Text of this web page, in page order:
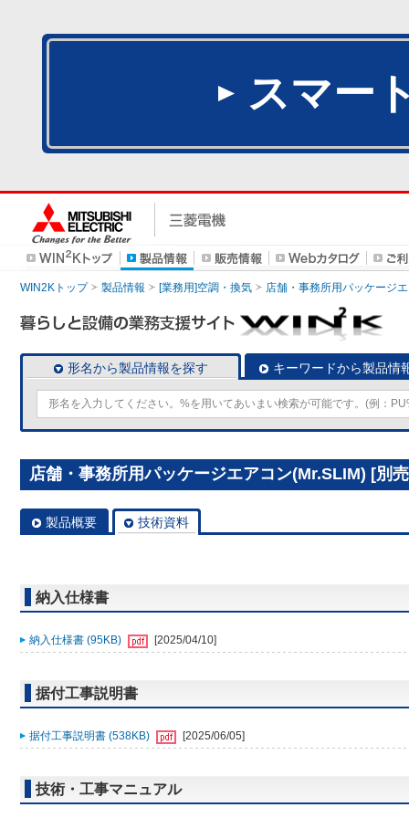
スマー
WIN2Kトップ 製品情報 [業務用]空調・換気 店舗・事務所用パッケージ
形名から製品情報を探す キーワードから製品情
店舗・事務所用パッケージエアコン(Mr.SLIM) [別
製品概要 技術資料
納入仕様書
納入仕様書 (95KB) [2025/04/10]
据付工事説明書
据付工事説明書 (538KB) [2025/06/05]
技術・工事マニュアル